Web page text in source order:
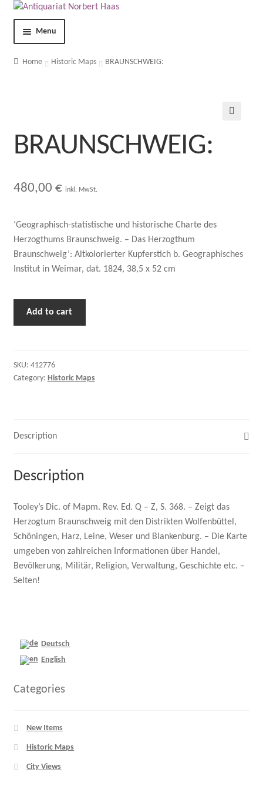
Menu
Shop
Terms and Conditions
Imprint
My Account
Home Historic Maps BRAUNSCHWEIG:
BRAUNSCHWEIG:
480,00 € inkl. MwSt.
‘Geographisch-statistische und historische Charte des
Herzogthums Braunschweig. – Das Herzogthum
Braunschweig’: Altkolorierter Kupferstich b. Geographisches
Institut in Weimar, dat. 1824, 38,5 x 52 cm
Add to cart
SKU: 412776
Category: Historic Maps
Description
Description
Tooley’s Dic. of Mapm. Rev. Ed. Q – Z, S. 368. – Zeigt das
Herzogtum Braunschweig mit den Distrikten Wolfenbüttel,
Schöningen, Harz, Leine, Weser und Blankenburg. – Die Karte
umgeben von zahlreichen Informationen über Handel,
Bevölkerung, Militär, Religion, Verwaltung, Geschichte etc. –
Selten!
Deutsch
English
Categories
New Items
Historic Maps
City Views